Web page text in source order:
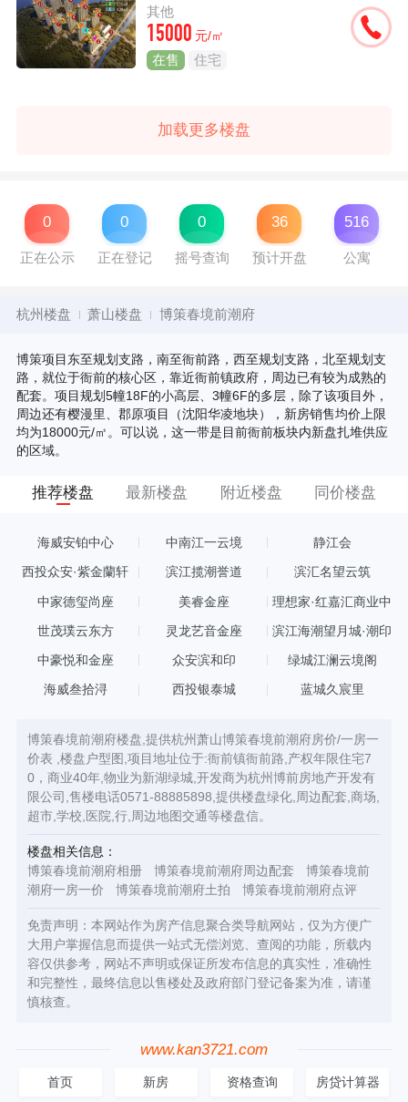
其他
15000 元/㎡
在售 住宅
加载更多楼盘
0
正在公示
0
正在登记
0
摇号查询
36
预计开盘
516
公寓
杭州楼盘 萧山楼盘 博策春境前潮府
博策项目东至规划支路，南至衙前路，西至规划支路，北至规划支
路，就位于衙前的核心区，靠近衙前镇政府，周边已有较为成熟的
配套。项目规划5幢18F的小高层、3幢6F的多层，除了该项目外，
周边还有樱漫里、郡原项目（沈阳华凌地块），新房销售均价上限
均为18000元/㎡。可以说，这一带是目前衙前板块内新盘扎堆供应
的区域。
推荐楼盘 最新楼盘 附近楼盘 同价楼盘
海威安铂中心 中南江一云境 静江会
西投众安·紫金蘭轩 滨江揽潮誉道 滨汇名望云筑
中家德玺尚座 美睿金座
理想家·红嘉汇商业中
世茂璞云东方 灵龙艺音金座 滨江海潮望月城·潮印
中豪悦和金座 众安滨和印 绿城江澜云境阁
海威叁拾浔 西投银泰城 蓝城久宸里
博策春境前潮府楼盘,提供杭州萧山博策春境前潮府房价/一房一
价表 ,楼盘户型图,项目地址位于:衙前镇衙前路,产权年限住宅7
0，商业40年,物业为新湖绿城,开发商为杭州博前房地产开发有
限公司,售楼电话0571-88885898,提供楼盘绿化,周边配套,商场,
超市,学校,医院,行,周边地图交通等楼盘信。
楼盘相关信息：
博策春境前潮府相册
博策春境前潮府周边配套
博策春境前
潮府一房一价
博策春境前潮府土拍 博策春境前潮府点评
免责声明：本网站作为房产信息聚合类导航网站，仅为方便广
大用户掌握信息而提供一站式无偿浏览、查阅的功能，所载内
容仅供参考，网站不声明或保证所发布信息的真实性，准确性
和完整性，最终信息以售楼处及政府部门登记备案为准，请谨
慎核查。
www.kan3721.com
首页 新房 资格查询 房贷计算器